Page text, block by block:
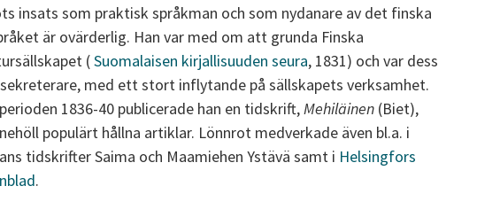
insats som praktisk språkman och som nydanare av det finska
är ovärderlig. Han var med om att grunda Finska
(Suomalaisen kirjallisuuden seura, 1831) och var dess
med ett stort inflytande på sällskapets verksamhet.
1836-40 publicerade han en tidskrift,Mehiläinen (Biet),
populärt hållna artiklar. Lönnrot medverkade även bl.a. i
tidskrifter Saima och Maamiehen Ystävä samt i Helsingfors
.